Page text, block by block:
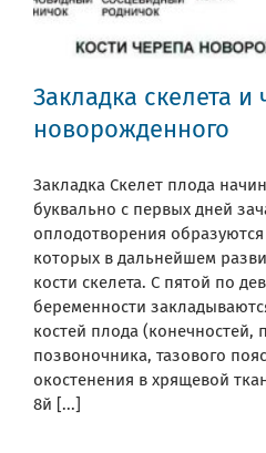
Закладка скелета и
новорожденного
Закладка Скелет плода
буквально с первых дней
оплодотворения
которых в дальнейшем
кости скелета. С пятой по
беременности
костей плода (конечностей,
позвоночника, тазового
окостенения в хрящевой
8й [...]